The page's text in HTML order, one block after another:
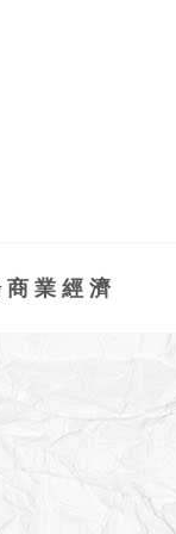
商業經濟